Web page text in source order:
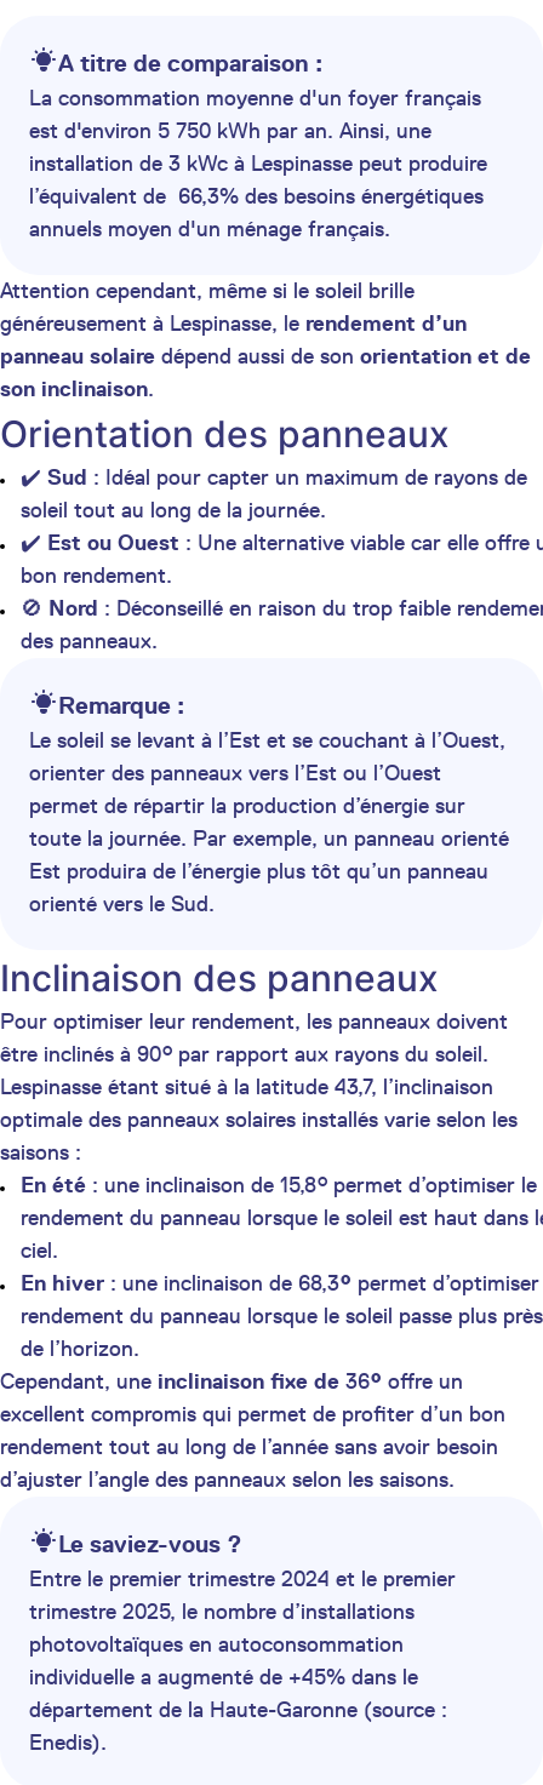
A titre de comparaison :
La consommation moyenne d'un foyer français
est d'environ 5 750 kWh par an. Ainsi, une
installation de 3 kWc à Lespinasse peut produire
l’équivalent de 66,3% des besoins énergétiques
annuels moyen d'un ménage français.
Attention cependant, même si le soleil brille
généreusement à Lespinasse, le rendement d’un
panneau solaire dépend aussi de son orientation et de
son inclinaison.
Orientation des panneaux
✔️ Sud : Idéal pour capter un maximum de rayons de
soleil tout au long de la journée.
✔️ Est ou Ouest : Une alternative viable car elle offre
bon rendement.
🚫 Nord : Déconseillé en raison du trop faible
des panneaux.
Remarque :
Le soleil se levant à l’Est et se couchant à l’Ouest,
orienter des panneaux vers l’Est ou l’Ouest
permet de répartir la production d’énergie sur
toute la journée. Par exemple, un panneau orienté
Est produira de l’énergie plus tôt qu’un panneau
orienté vers le Sud.
Inclinaison des panneaux
Pour optimiser leur rendement, les panneaux doivent
être inclinés à 90° par rapport aux rayons du soleil.
Lespinasse étant situé à la latitude 43,7, l’inclinaison
optimale des panneaux solaires installés varie selon les
saisons :
En été : une inclinaison de 15,8° permet d’optimiser le
rendement du panneau lorsque le soleil est haut dans
ciel.
En hiver : une inclinaison de 68,3° permet
rendement du panneau lorsque le soleil passe plus près
de l’horizon.
Cependant, une inclinaison fixe de 36° offre un
excellent compromis qui permet de profiter d’un bon
rendement tout au long de l’année sans avoir besoin
d’ajuster l’angle des panneaux selon les saisons.
Le saviez-vous ?
Entre le premier trimestre 2024 et le premier
trimestre 2025, le nombre d’installations
photovoltaïques en autoconsommation
individuelle a augmenté de +45% dans le
département de la Haute-Garonne (source :
Enedis).